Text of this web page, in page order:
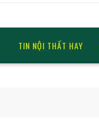
TIN NỘI THẤT HAY